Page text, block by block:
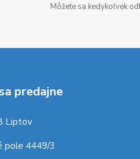
Môžete sa kedykoľvek
predajne
Liptov
pole 4449/3